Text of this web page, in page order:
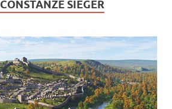
CONSTANZE SIEGER